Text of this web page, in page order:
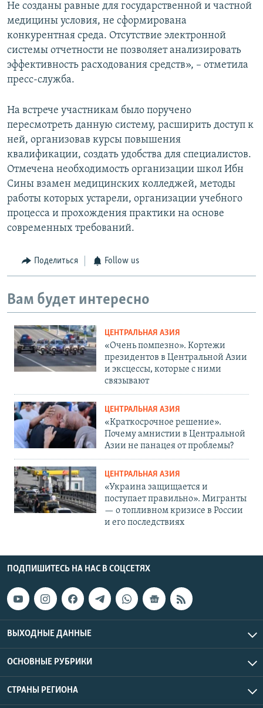
Не созданы равные для государственной и частной
медицины условия, не сформирована
конкурентная среда. Отсутствие электронной
системы отчетности не позволяет анализировать
эффективность расходования средств», – отметила
пресс-служба.
На встрече участникам было поручено
пересмотреть данную систему, расширить доступ к
ней, организовав курсы повышения
квалификации, создать удобства для специалистов.
Отмечена необходимость организации школ Ибн
Сины взамен медицинских колледжей, методы
работы которых устарели, организации учебного
процесса и прохождения практики на основе
современных требований.
Поделиться Follow us
Вам будет интересно
ЦЕНТРАЛЬНАЯ АЗИЯ
«Очень помпезно». Кортежи
президентов в Центральной Азии
и эксцессы, которые с ними
связывают
ЦЕНТРАЛЬНАЯ АЗИЯ
«Краткосрочное решение».
Почему амнистии в Центральной
Азии не панацея от проблемы?
ЦЕНТРАЛЬНАЯ АЗИЯ
«Украина защищается и
поступает правильно». Мигранты
— о топливном кризисе в России
и его последствиях
ПОДПИШИТЕСЬ НА НАС В СОЦСЕТЯХ
ВЫХОДНЫЕ ДАННЫЕ
ОСНОВНЫЕ РУБРИКИ
СТРАНЫ РЕГИОНА